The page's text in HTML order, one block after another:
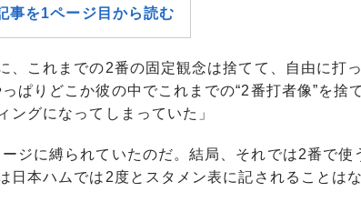
事を1ページ目から読む
、これまでの2番の固定観念は捨てて、自由に打
ぱりどこか彼の中でこれまでの“2番打者像”を捨
ングになってしまっていた」
ジに縛られていたのだ。結局、それでは2番で使
日本ハムでは2度とスタメン表に記されることは